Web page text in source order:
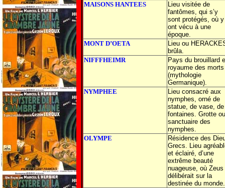
MAISONS HANTEES
Lieu visitée de
fantômes, qui s’y
sont protégés, où y
ont vécu à une
époque.
MONT D’OETA
Lieu ou
brûla.
NIFFFHEIMR
Pays du brouillard
royaume des morts
(mythologie
Germanique).
NYMPHEE
Lieu consacré aux
nymphes, orné de
statue, de vase, de
fontaines. Grotte ou
sanctuaire des
nymphes.
OLYMPE
Résidence des
Grecs. Lieu
et éclairé, d’une
extrême beauté
nuageuse, où Zeus
délibérait sur la
destinée du monde.